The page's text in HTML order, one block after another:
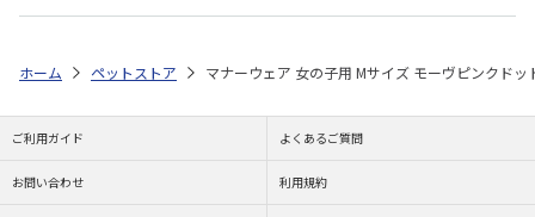
ホーム ペットストア マナーウェア 女の子用 Mサイズ モーヴピンクドッ
ご利用ガイド よくあるご質問
お問い合わせ 利用規約